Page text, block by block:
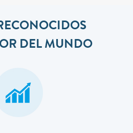
DEL MUNDO